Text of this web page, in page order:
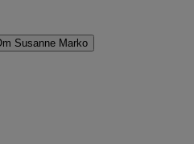
Susanne Marko